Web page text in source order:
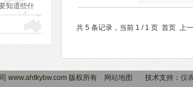
知道些什
共 5 条记录，当前 1 / 1 页 首页 上
www.ahtkybw.com 版权所有 网站地图 技术支持： 仪